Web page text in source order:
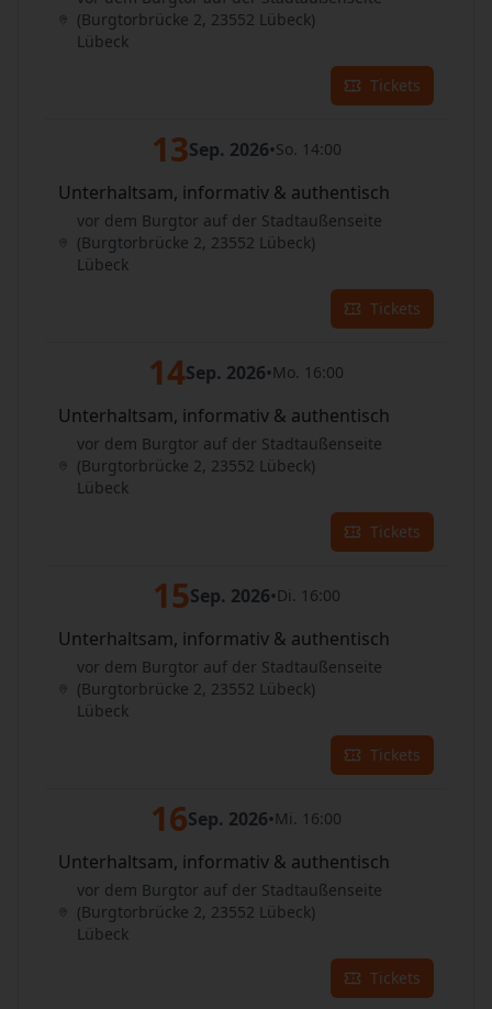
(Burgtorbrücke 2, 23552 Lübeck)
Lübeck
Tickets
13Sep. 2026•So. 14:00
Unterhaltsam, informativ & authentisch
vor dem Burgtor auf der Stadtaußenseite
(Burgtorbrücke 2, 23552 Lübeck)
Lübeck
Tickets
14Sep. 2026•Mo. 16:00
Unterhaltsam, informativ & authentisch
vor dem Burgtor auf der Stadtaußenseite
(Burgtorbrücke 2, 23552 Lübeck)
Lübeck
Tickets
15Sep. 2026•Di. 16:00
Unterhaltsam, informativ & authentisch
vor dem Burgtor auf der Stadtaußenseite
(Burgtorbrücke 2, 23552 Lübeck)
Lübeck
Tickets
16Sep. 2026•Mi. 16:00
Unterhaltsam, informativ & authentisch
vor dem Burgtor auf der Stadtaußenseite
(Burgtorbrücke 2, 23552 Lübeck)
Lübeck
Tickets